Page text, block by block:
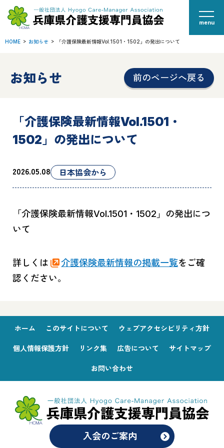
menu
HOME お知らせ 「介護保険最新情報Vol.1501・1502」の発出について
お知らせ 前のページへ戻る
「介護保険最新情報Vol.1501・
1502」の発出について
2026.05.08 日本協会から
「介護保険最新情報Vol.1501・1502」の発出につ
いて
詳しくは 介護保険最新情報の掲載一覧をご確
認ください。
ホーム このサイトについて ウェブアクセシビリティ方針
個人情報保護方針 リンク集 広告について サイトマップ
お問い合わせ
入会のご案内